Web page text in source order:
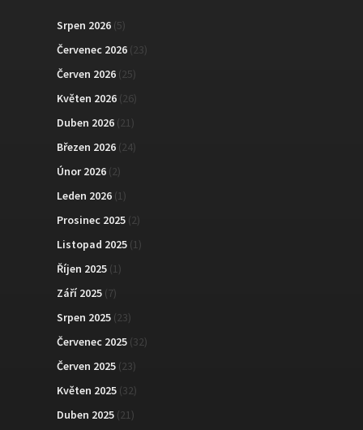
Srpen 2026 (5)
Červenec 2026 (23)
Červen 2026 (25)
Květen 2026 (26)
Duben 2026 (21)
Březen 2026 (24)
Únor 2026 (2)
Leden 2026 (1)
Prosinec 2025 (2)
Listopad 2025 (1)
Říjen 2025 (1)
Září 2025 (7)
Srpen 2025 (23)
Červenec 2025 (32)
Červen 2025 (23)
Květen 2025 (32)
Duben 2025 (21)